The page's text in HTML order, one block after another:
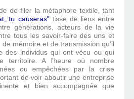
de filer la métaphore textile, tant
tu causeras"tisse de liens entre
générations, acteurs de la vie
tous les savoir-faire des uns et
de mémoire et de transmission qu’il
des individus qui ont vécu ou qui
territoire. A l’heure où nombre
ou empêchées par la crise
de voir aboutir une entreprise
et bien accompagnée que